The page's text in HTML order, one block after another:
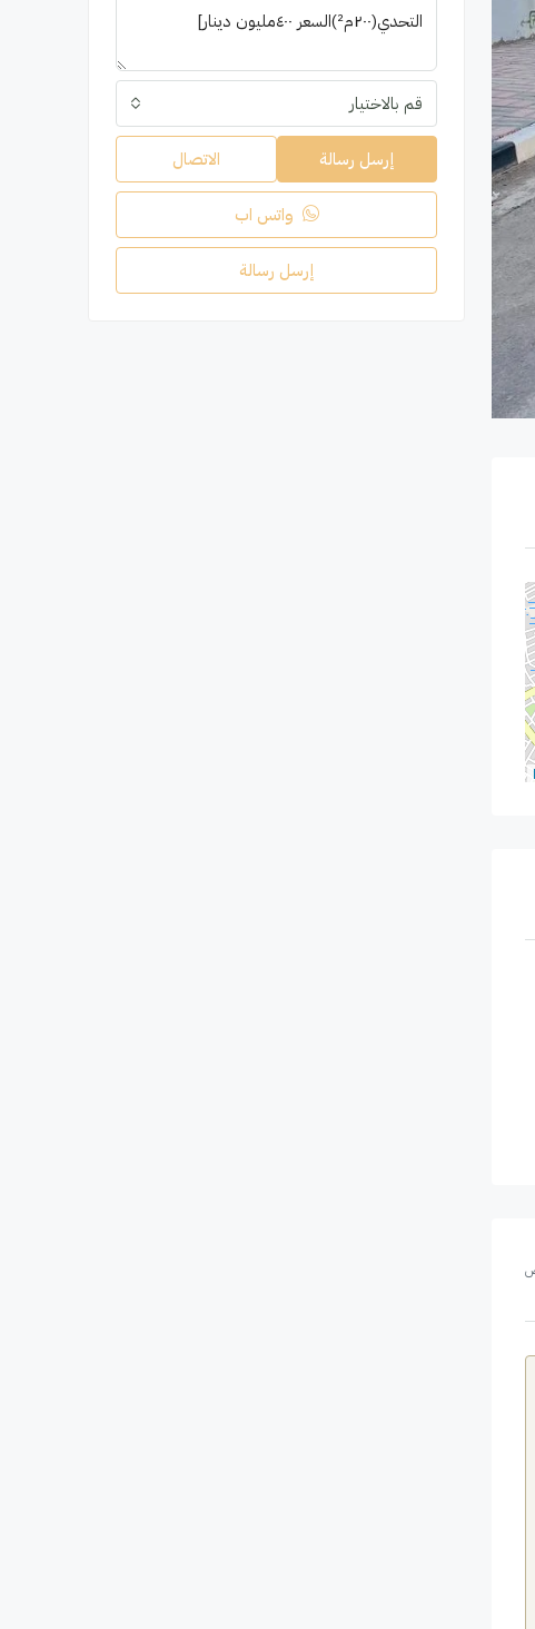
قم بالاختيار
إرسل رسالة الاتصال
واتس اب
إرسل رسالة